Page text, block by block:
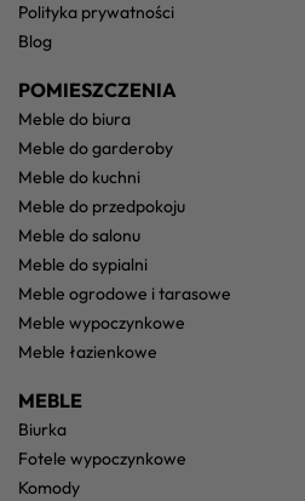
polityka prywatności
blog
POMIESZCZENIA
meble do biura
meble do garderoby
meble do kuchni
meble do przedpokoju
meble do salonu
meble do sypialni
meble ogrodowe i tarasowe
meble wypoczynkowe
meble łazienkowe
MEBLE
biurka
fotele wypoczynkowe
komody